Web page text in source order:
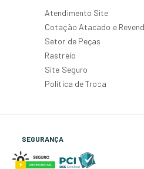
Atendimento Site
Cotação Atacado e
Setor de Peças
Rastreio
Site Seguro
Política de Troca
SEGURANÇA